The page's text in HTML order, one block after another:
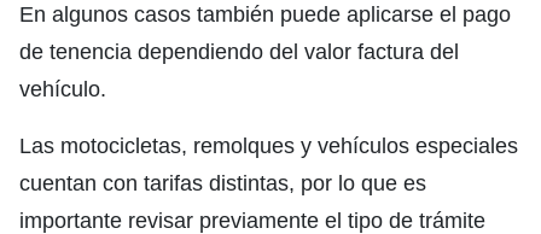
En algunos casos también puede aplicarse el pago
de tenencia dependiendo del valor factura del
vehículo.
Las motocicletas, remolques y vehículos especiales
cuentan con tarifas distintas, por lo que es
importante revisar previamente el tipo de trámite